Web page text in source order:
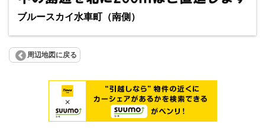
ブルースカイ水車町（南側）
周辺地図に戻る